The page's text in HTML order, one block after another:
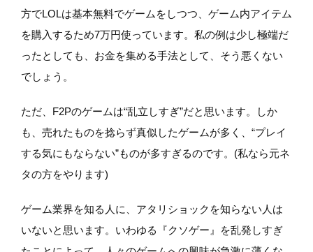
方でLOLは基本無料でゲームをしつつ、ゲーム内アイテム
を購入するため7万円使っています。私の例は少し極端だ
ったとしても、お金を集める手法として、そう悪くない
でしょう。
ただ、F2Pのゲームは“乱立しすぎ”だと思います。しか
も、売れたものを捻らず真似したゲームが多く、“プレイ
する気にもならない”ものが多すぎるのです。(私なら元ネ
タの方をやります)
ゲーム業界を知る人に、アタリショックを知らない人は
いないと思います。いわゆる『クソゲー』を乱発しすぎ